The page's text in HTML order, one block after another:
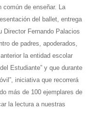
de enseñar. La
del ballet, entrega
Director Fernando Palacios
de padres, apoderados,
la entidad escolar
Estudiante” y que durante
, iniciativa que recorrerá
más de 100 ejemplares de
la lectura a nuestras